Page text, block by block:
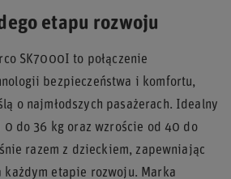
etapu rozwoju
SK7000I to połączenie
bezpieczeństwa i komfortu,
o najmłodszych pasażerach. Idealny
0 do 36 kg oraz wzroście od 40 do
razem z dzieckiem, zapewniając
każdym etapie rozwoju. Marka